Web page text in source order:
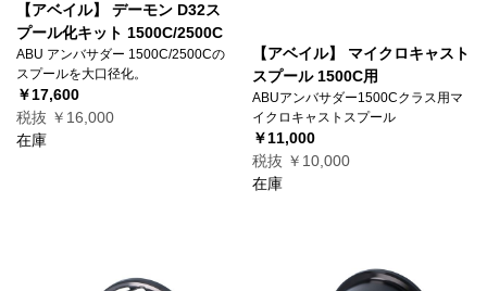
【アベイル】 デーモン D32ス
プール化キット 1500C/2500C
ABU アンバサダー 1500C/2500Cの
スプールを大口径化。
￥17,600
税抜 ￥16,000
在庫
【アベイル】 マイクロキャスト
スプール 1500C用
ABUアンバサダー1500Cクラス用マ
イクロキャストスプール
￥11,000
税抜 ￥10,000
在庫